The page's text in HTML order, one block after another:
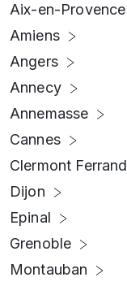
Aix-en-Provence
Amiens
Angers
Annecy
Annemasse
Cannes
Clermont Ferrand
Dijon
Epinal
Grenoble
Montauban